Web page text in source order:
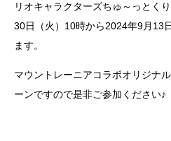
リオキャラクターズちゅ～っとく
30日（火）10時から2024年9月13
ます。
マウントレーニアコラボオリジナ
ーンですので是非ご参加ください♪